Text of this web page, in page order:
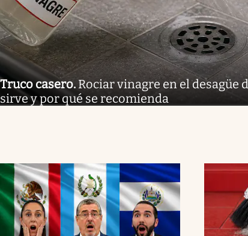
Truco casero. Rociar vinagre en el desagüe
sirve y por qué se recomienda